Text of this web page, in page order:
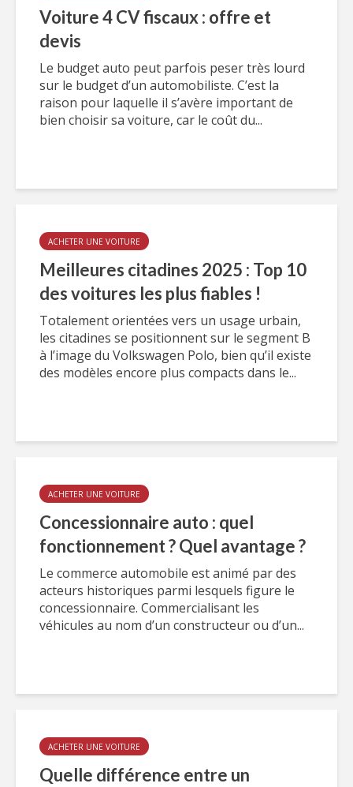
Voiture 4 CV fiscaux : offre et
devis
Le budget auto peut parfois peser très lourd
sur le budget d’un automobiliste. C’est la
raison pour laquelle il s’avère important de
bien choisir sa voiture, car le coût du...
ACHETER UNE VOITURE
Meilleures citadines 2025 : Top 10
des voitures les plus fiables !
Totalement orientées vers un usage urbain,
les citadines se positionnent sur le segment B
à l’image du Volkswagen Polo, bien qu’il existe
des modèles encore plus compacts dans le...
ACHETER UNE VOITURE
Concessionnaire auto : quel
fonctionnement ? Quel avantage ?
Le commerce automobile est animé par des
acteurs historiques parmi lesquels figure le
concessionnaire. Commercialisant les
véhicules au nom d’un constructeur ou d’un...
ACHETER UNE VOITURE
Quelle différence entre un